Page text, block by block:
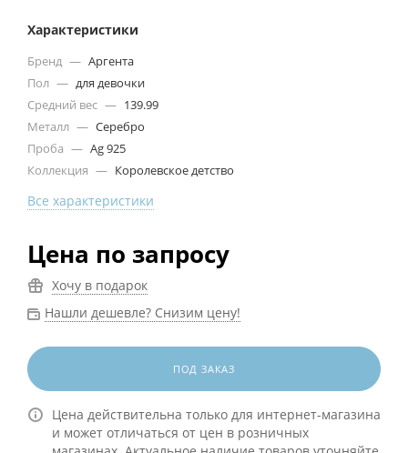
Характеристики
Бренд — Аргента
Пол — для девочки
Средний вес — 139.99
Металл — Серебро
Проба — Ag 925
Коллекция — Королевское детство
Все характеристики
Цена по запросу
Хочу в подарок
Нашли дешевле? Снизим цену!
ПОД ЗАКАЗ
Цена действительна только для интернет-магазина
и может отличаться от цен в розничных